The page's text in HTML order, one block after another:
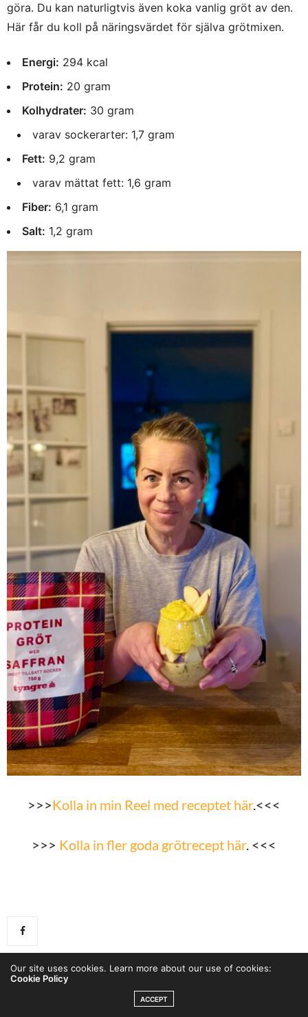
göra. Du kan naturligtvis även koka vanlig gröt av den.
Här får du koll på näringsvärdet för själva grötmixen.
Energi: 294 kcal
Protein: 20 gram
Kolhydrater: 30 gram
varav sockerarter: 1,7 gram
Fett: 9,2 gram
varav mättat fett: 1,6 gram
Fiber: 6,1 gram
Salt: 1,2 gram
>>>Kolla in min Reel med receptet här.<<<
>>> Kolla in fler goda grötrecept här. <<<
Our site uses cookies. Learn more about our use of cookies:
Cookie Policy
ACCEPT